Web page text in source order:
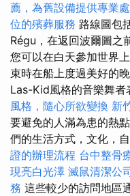
薦，為舊設備提供專業
位的殯葬服務 路線圖包
Régu，在返回波爾圖之
您可以在白天參加世界
束時在船上度過美好的
Las-Kid風格的音樂舞者
風格，隨心所欲變換 新
要避免的人滿為患的熱
們的生活方式，文化，
證的辦理流程 台中整骨
現亮白光澤 滅鼠清潔公
務 這些較少的訪問地區